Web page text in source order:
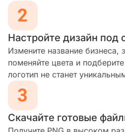
Настройте дизайн под
Измените название бизнеса,
поменяйте цвета и
логотип не станет
Скачайте готовые